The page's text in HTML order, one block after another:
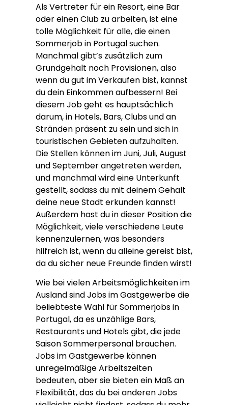
Als Vertreter für ein Resort, eine Bar
oder einen Club zu arbeiten, ist eine
tolle Möglichkeit für alle, die einen
Sommerjob in Portugal suchen.
Manchmal gibt’s zusätzlich zum
Grundgehalt noch Provisionen, also
wenn du gut im Verkaufen bist, kannst
du dein Einkommen aufbessern! Bei
diesem Job geht es hauptsächlich
darum, in Hotels, Bars, Clubs und an
Stränden präsent zu sein und sich in
touristischen Gebieten aufzuhalten.
Die Stellen können im Juni, Juli, August
und September angetreten werden,
und manchmal wird eine Unterkunft
gestellt, sodass du mit deinem Gehalt
deine neue Stadt erkunden kannst!
Außerdem hast du in dieser Position die
Möglichkeit, viele verschiedene Leute
kennenzulernen, was besonders
hilfreich ist, wenn du alleine gereist bist,
da du sicher neue Freunde finden wirst!
Wie bei vielen Arbeitsmöglichkeiten im
Ausland sind Jobs im Gastgewerbe die
beliebteste Wahl für Sommerjobs in
Portugal, da es unzählige Bars,
Restaurants und Hotels gibt, die jede
Saison Sommerpersonal brauchen.
Jobs im Gastgewerbe können
unregelmäßige Arbeitszeiten
bedeuten, aber sie bieten ein Maß an
Flexibilität, das du bei anderen Jobs